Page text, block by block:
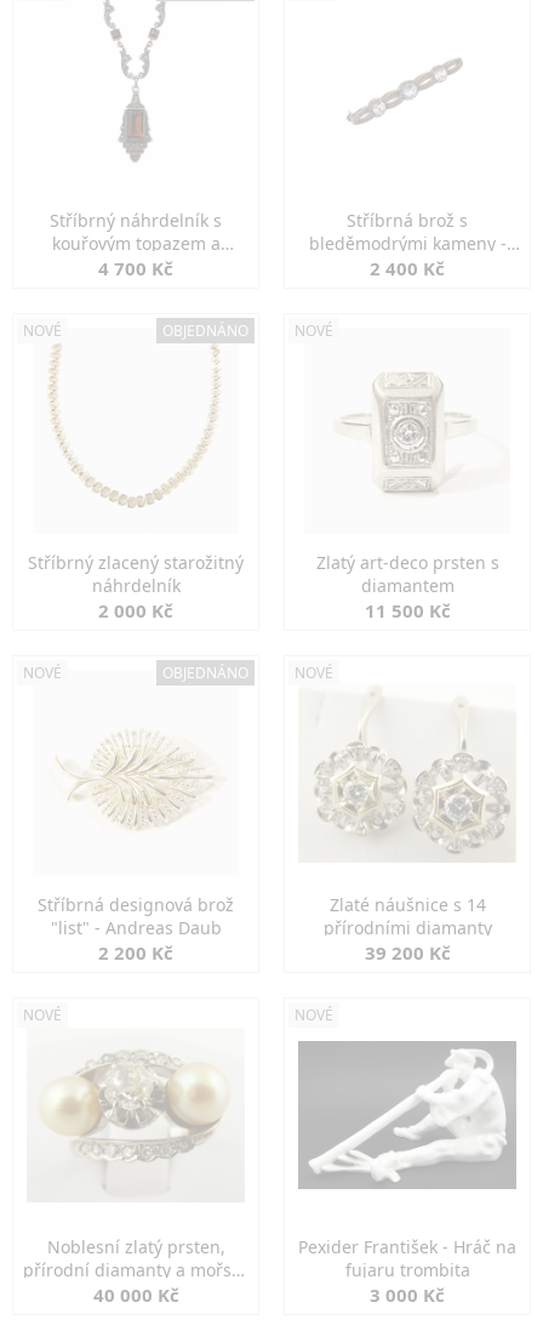
Stříbrný náhrdelník s
kouřovým topazem a
markazity
4 700 Kč
Stříbrná brož s
bleděmodrými kameny -
jemná elegance
2 400 Kč
NOVÉ OBJEDNÁNO
Stříbrný zlacený starožitný
náhrdelník
2 000 Kč
NOVÉ
Zlatý art-deco prsten s
diamantem
11 500 Kč
NOVÉ OBJEDNÁNO
Stříbrná designová brož
"list" - Andreas Daub
2 200 Kč
NOVÉ
Zlaté náušnice s 14
přírodními diamanty
39 200 Kč
NOVÉ
Noblesní zlatý prsten,
přírodní diamanty a mořské
perly
40 000 Kč
NOVÉ
Pexider František - Hráč na
fujaru trombita
3 000 Kč